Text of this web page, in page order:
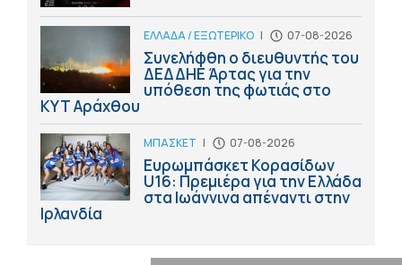
ΕΛΛΑΔΑ / ΕΞΩΤΕΡΙΚΟ | 07-08-2026
Συνελήφθη ο διευθυντής του
ΔΕΔΔΗΕ Άρτας για την
υπόθεση της φωτιάς στο
ΚΥΤ Αράχθου
ΜΠΑΣΚΕΤ | 07-08-2026
Ευρωμπάσκετ Κορασίδων
U16: Πρεμιέρα για την Ελλάδα
στα Ιωάννινα απέναντι στην
Ιρλανδία